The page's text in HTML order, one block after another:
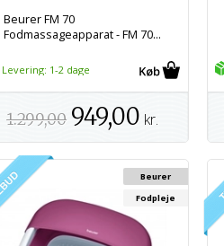
Beurer FM 70
Fodmassageapparat - FM 70...
Levering: 1-2 dage
1.299,00 949,00 kr.
Beurer
Fodpleje